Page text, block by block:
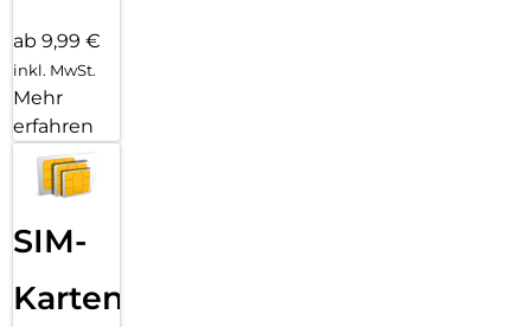
ab 9,99 €
inkl. MwSt.
Mehr
erfahren
SIM-
Karten